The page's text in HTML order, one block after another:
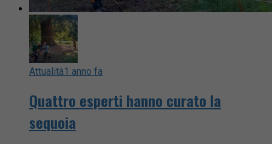
Attualità1 anno fa
Quattro esperti hanno curato la
sequoia